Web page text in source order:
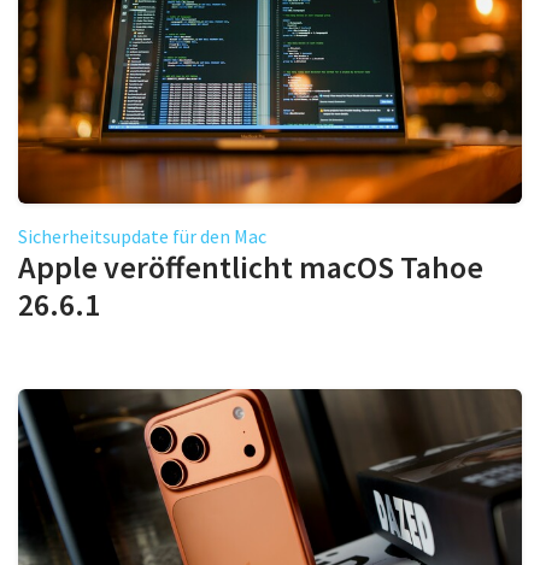
Sicherheitsupdate für den Mac
Apple veröffentlicht macOS Tahoe
26.6.1